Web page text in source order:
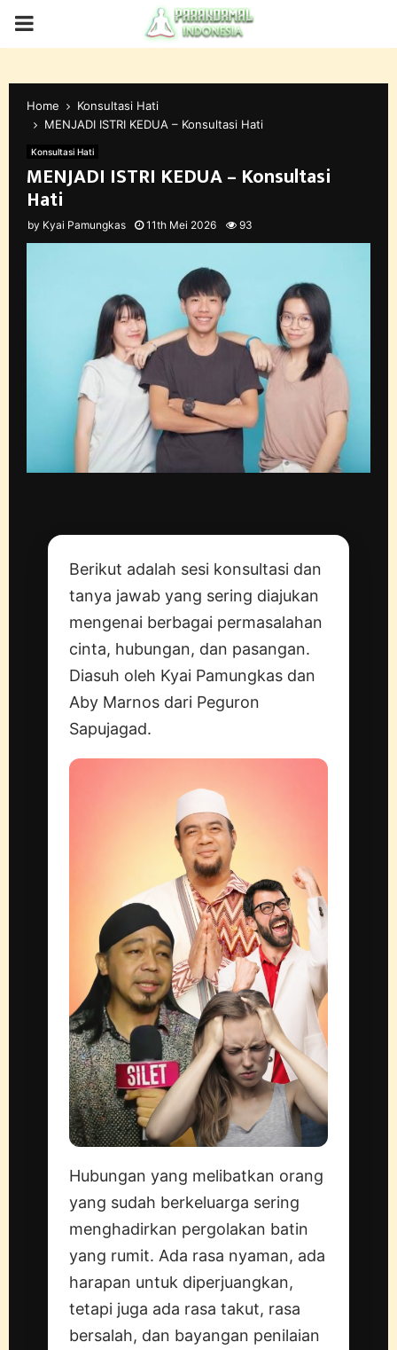
PRIMARY
Home
Konsultasi Hati
MENJADI ISTRI KEDUA – Konsultasi Hati
Konsultasi Hati
MENJADI ISTRI KEDUA – Konsultasi
Hati
by Kyai Pamungkas 11th Mei 2026 93
Berikut adalah sesi konsultasi dan
tanya jawab yang sering diajukan
mengenai berbagai permasalahan
cinta, hubungan, dan pasangan.
Diasuh oleh Kyai Pamungkas dan
Aby Marnos dari Peguron
Sapujagad.
Hubungan yang melibatkan orang
yang sudah berkeluarga sering
menghadirkan pergolakan batin
yang rumit. Ada rasa nyaman, ada
harapan untuk diperjuangkan,
tetapi juga ada rasa takut, rasa
bersalah, dan bayangan penilaian